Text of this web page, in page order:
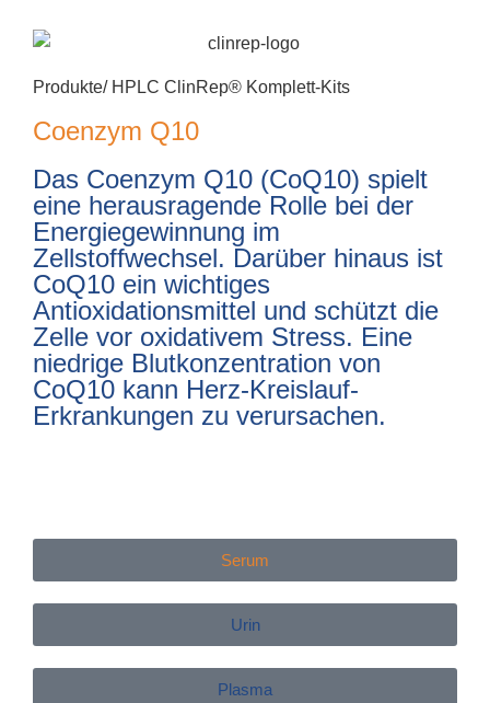
Produkte/ HPLC ClinRep® Komplett-Kits
Coenzym Q10
Das Coenzym Q10 (CoQ10) spielt
eine herausragende Rolle bei der
Energiegewinnung im
Zellstoffwechsel. Darüber hinaus ist
CoQ10 ein wichtiges
Antioxidationsmittel und schützt die
Zelle vor oxidativem Stress. Eine
niedrige Blutkonzentration von
CoQ10 kann Herz-Kreislauf-
Erkrankungen zu verursachen.
Serum
Urin
Plasma